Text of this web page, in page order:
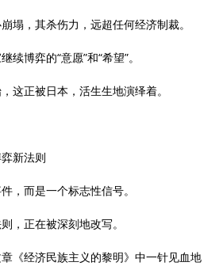
塌，其杀伤力，远超任何经济制裁。
博弈的“意愿”和“希望”。
这正被日本，活生生地演绎着。
新法则
，而是一个标志性信号。
，正在被深刻地改写。
《经济民族主义的黎明》中一针见血地